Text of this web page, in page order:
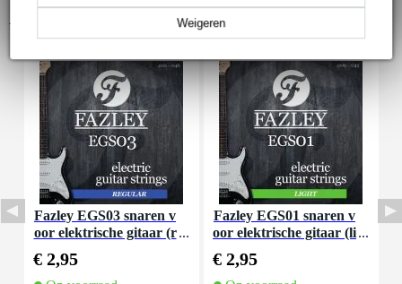
Weigeren
Fazley EGS03 snaren v
oor elektrische gitaar (r
€ 2,95
Fazley EGS01 snaren v
oor elektrische gitaar (li
€ 2,95